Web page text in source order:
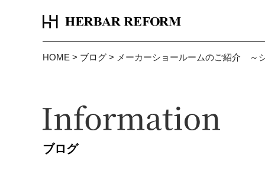
HOME > ブログ > メーカーショールームのご紹介 ～
ブログ